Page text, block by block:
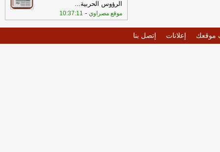
الرؤوس الحربية...
موقع مصراوي -
10:37:11
موقعك إعلانات إتصل بنا